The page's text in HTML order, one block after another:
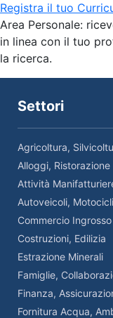
Registra il tuo
Area Personale:
in linea con il tuo
la ricerca.
Settori
Agricoltura,
Alloggi, Ristorazione
Attività
Autoveicoli, Motocicli
Commercio
Costruzioni, Edilizia
Estrazione Minerali
Famiglie,
Finanza,
Fornitura Acqua,